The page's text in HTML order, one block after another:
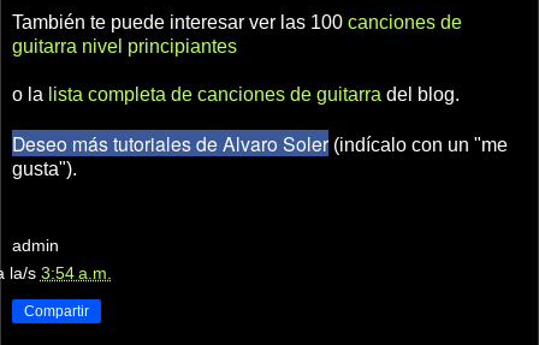
También te puede interesar ver las 100 canciones de
guitarra nivel principiantes
o la lista completa de canciones de guitarra del blog.
Deseo más tutoriales de Alvaro Soler (indícalo con un "me
gusta").
admin
la/s 3:54 a.m.
Compartir